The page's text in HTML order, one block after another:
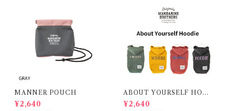
MANNER POUCH
¥2,640
ABOUT YOURSELF HOOD
IE
¥2,640